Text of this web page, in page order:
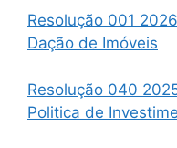
Resolução 001
Dação de Imóveis
Resolução 040
Politica de